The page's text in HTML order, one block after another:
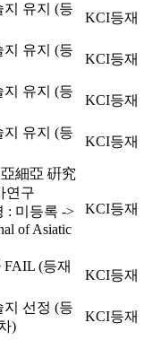
지 유지 (등
KCI등재
지 유지 (등
KCI등재
지 유지 (등
KCI등재
지 유지 (등
KCI등재
細亞 硏究
연구
: 미등록 ->
of Asiatic
KCI등재
FAIL (등재
KCI등재
지 선정 (등
)
KCI등재